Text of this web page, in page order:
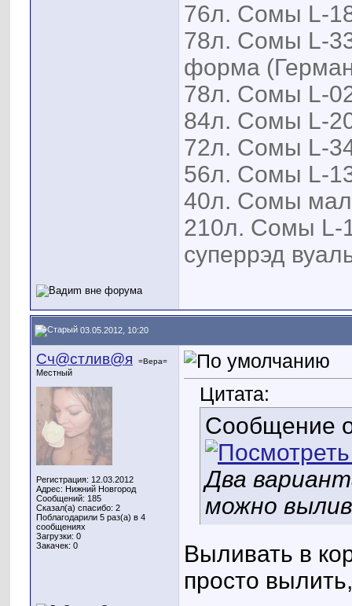
76л. Сомы L-
78л. Сомы L-
форма
78л. Сомы L-
84л. Сомы L-
72л. Сомы L-
56л. Сомы L-
40л. Сомы
210л. Сомы L-
суперрэд
03.05.2012, 10:20
Сч@стлив@я =Вера=
Местный
Регистрация: 12.03.2012
Адрес: Нижний Новгород
Сообщений: 185
Сказал(а) спасибо: 2
Поблагодарили 5 раз(а) в 4
сообщениях
Загрузки: 0
Закачек: 0
Цитата:
Сообщение
Два
можно
Выливать в
просто